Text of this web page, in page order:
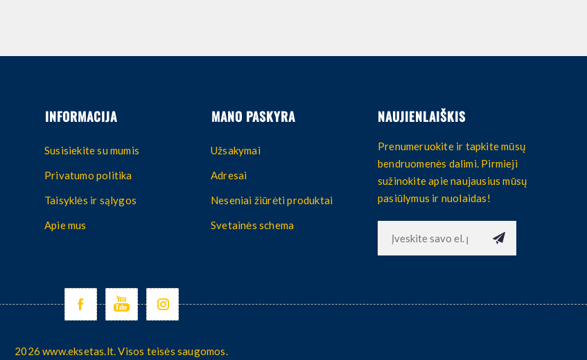
INFORMACIJA
Susisiekite su mumis
Privatumo politika
Taisyklės ir sąlygos
Apie mus
MANO PASKYRA
Užsakymai
Adresai
Neseniai žiūrėti produktai
Svetainės schema
NAUJIENLAIŠKIS
Prenumeruokite ir tapkite mūsų
bendruomenės dalimi. Pirmieji
sužinokite apie naujausius mūsų
pasiūlymus ir nuolaidas!
2026 www.eksetas.lt. Visos teisės saugomos.